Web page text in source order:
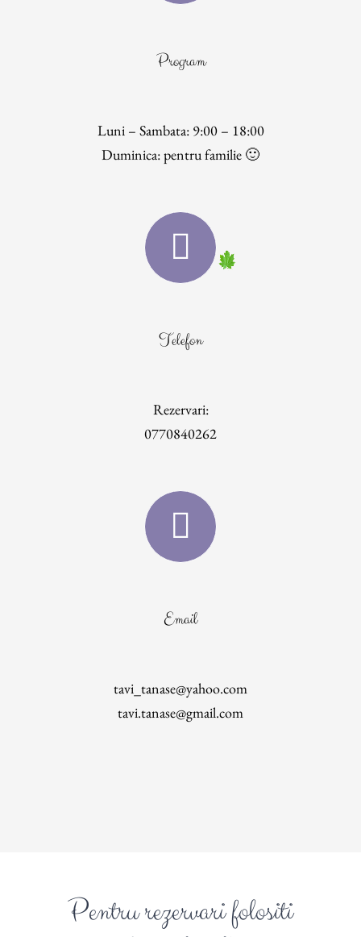
Program
Luni – Sambata: 9:00 – 18:00
Duminica: pentru familie 🙂
Telefon
Rezervari:
0770840262
Email
tavi_tanase@yahoo.com
tavi.tanase@gmail.com
Pentru rezervari folositi